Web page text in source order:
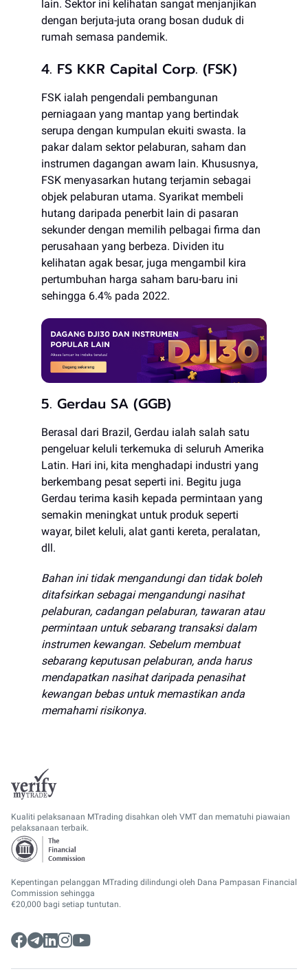
lain. Sektor ini kelihatan sangat menjanjikan
dengan berjuta-juta orang bosan duduk di
rumah semasa pandemik.
4. FS KKR Capital Corp. (FSK)
FSK ialah pengendali pembangunan
perniagaan yang mantap yang bertindak
serupa dengan kumpulan ekuiti swasta. Ia
pakar dalam sektor pelaburan, saham dan
instrumen dagangan awam lain. Khususnya,
FSK menyasarkan hutang terjamin sebagai
objek pelaburan utama. Syarikat membeli
hutang daripada penerbit lain di pasaran
sekunder dengan memilih pelbagai firma dan
perusahaan yang berbeza. Dividen itu
kelihatan agak besar, juga mengambil kira
pertumbuhan harga saham baru-baru ini
sehingga 6.4% pada 2022.
5. Gerdau SA (GGB)
Berasal dari Brazil, Gerdau ialah salah satu
pengeluar keluli terkemuka di seluruh Amerika
Latin. Hari ini, kita menghadapi industri yang
berkembang pesat seperti ini. Begitu juga
Gerdau terima kasih kepada permintaan yang
semakin meningkat untuk produk seperti
wayar, bilet keluli, alat ganti kereta, peralatan,
dll.
Bahan ini tidak mengandungi dan tidak boleh
ditafsirkan sebagai mengandungi nasihat
pelaburan, cadangan pelaburan, tawaran atau
permintaan untuk sebarang transaksi dalam
instrumen kewangan. Sebelum membuat
sebarang keputusan pelaburan, anda harus
mendapatkan nasihat daripada penasihat
kewangan bebas untuk memastikan anda
memahami risikonya.
Kualiti pelaksanaan MTrading disahkan oleh VMT dan mematuhi piawaian
pelaksanaan terbaik.
Kepentingan pelanggan MTrading dilindungi oleh Dana Pampasan Financial
Commission sehingga
€20,000 bagi setiap tuntutan.